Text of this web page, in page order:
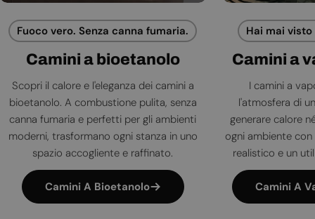
Fuoco vero. Senza canna fumaria.
Camini a bioetanolo
Scopri il calore e l'eleganza dei camini a
bioetanolo. A combustione pulita, senza
canna fumaria e perfetti per gli ambienti
moderni, trasformano ogni stanza in uno
spazio accogliente e raffinato.
Camini A Bioetanolo
Hai mai
Camini a
I camini a
l'atmosfera di
generare calore
ogni ambiente
realistico e un
Camini A